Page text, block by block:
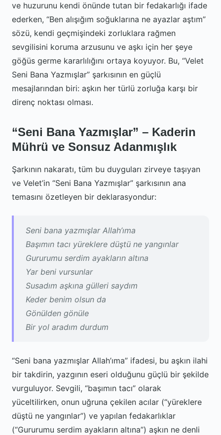
ve huzurunu kendi önünde tutan bir fedakarlığı ifade
ederken, “Ben alışığım soğuklarına ne ayazlar aştım”
sözü, kendi geçmişindeki zorluklara rağmen
sevgilisini koruma arzusunu ve aşkı için her şeye
göğüs germe kararlılığını ortaya koyuyor. Bu, “Velet
Seni Bana Yazmışlar” şarkısının en güçlü
mesajlarından biri: aşkın her türlü zorluğa karşı bir
direnç noktası olması.
“Seni Bana Yazmışlar” – Kaderin
Mührü ve Sonsuz Adanmışlık
Şarkının nakaratı, tüm bu duyguları zirveye taşıyan
ve Velet’in “Seni Bana Yazmışlar” şarkısının ana
temasını özetleyen bir deklarasyondur:
Seni bana yazmışlar Allah’ıma
Başımın tacı yüreklere düştü ne yangınlar
Gururumu serdim ayakların altına
Yar beni vursunlar
Susadım aşkına gülleri saydım
Keder benim olsun da
Gönülden gönüle
Bir yol aradım durdum
“Seni bana yazmışlar Allah’ıma” ifadesi, bu aşkın ilahi
bir takdirin, yazgının eseri olduğunu güçlü bir şekilde
vurguluyor. Sevgili, “başımın tacı” olarak
yüceltilirken, onun uğruna çekilen acılar (“yüreklere
düştü ne yangınlar”) ve yapılan fedakarlıklar
(“Gururumu serdim ayakların altına”) aşkın ne denli